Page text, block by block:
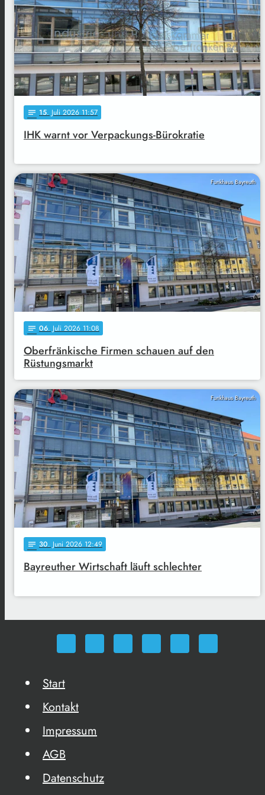
notes 15. Juli 2026 11:57
IHK warnt vor Verpackungs-Bürokratie
Funkhaus Bayreuth
notes 06. Juli 2026 11:08
Oberfränkische Firmen schauen auf den
Rüstungsmarkt
Funkhaus Bayreuth
notes 30. Juni 2026 12:49
Bayreuther Wirtschaft läuft schlechter
Start
Kontakt
Impressum
AGB
Datenschutz